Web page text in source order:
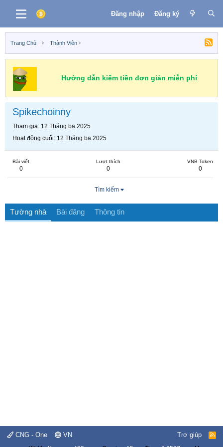
Đăng nhập Đăng ký
Trang Chủ Thành Viên
Hướng dẫn kiếm tiền đơn giản miễn phí
Spikechoinny
Tham gia 12 Tháng ba 2025
Hoạt động cuối 12 Tháng ba 2025
Bài viết
0
Lượt thích
0
VNB Token
0
Tìm kiếm
Tường nhà Bài đăng Thông tin
CNG - One VN Trợ giúp
R